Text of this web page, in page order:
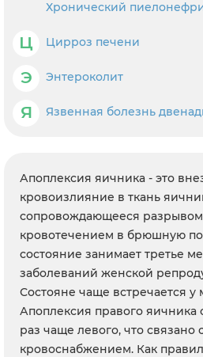
Хронический
Ц Цирроз печени
Э Энтероколит
Я Язвенная болезнь
Апоплексия яичника - это
кровоизлияние в ткань
сопровождающееся разрывом
кровотечением в брюшную
состояние занимает третье
заболеваний женской
Состояне чаще встречается
Апоплексия правого яичника
раз чаще левого, что связано
кровоснабжением. Как